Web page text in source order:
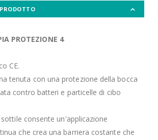
PROTEZIONE 4
CE.
tenuta con una protezione della bocca
contro batteri e particelle di cibo
consente un'applicazione
che crea una barriera costante che